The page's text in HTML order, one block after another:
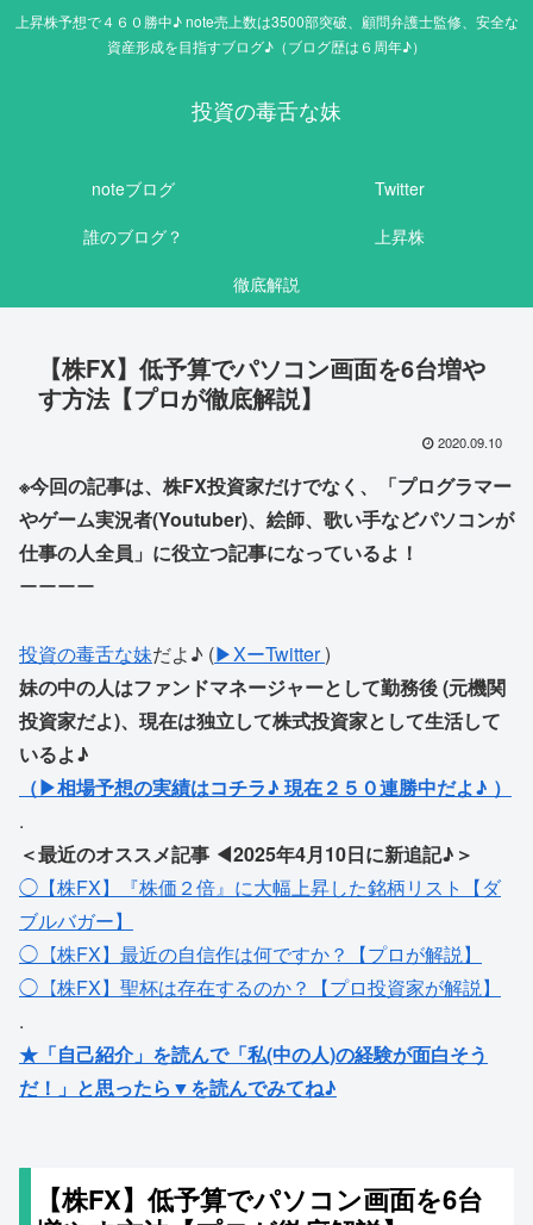
上昇株予想で４６０勝中♪ note売上数は3500部突破、顧問弁護士監修、安全な
資産形成を目指すブログ♪（ブログ歴は６周年♪）
投資の毒舌な妹
noteブログ
Twitter
誰のブログ？
上昇株
徹底解説
【株FX】低予算でパソコン画面を6台増や
す方法【プロが徹底解説】
2020.09.10
※今回の記事は、株FX投資家だけでなく、「プログラマー
やゲーム実況者(Youtuber)、絵師、歌い手などパソコンが
仕事の人全員」に役立つ記事になっているよ！
ーーーー
投資の毒舌な妹だよ♪ (▶XーTwitter)
妹の中の人はファンドマネージャーとして勤務後 (元機関
投資家だよ)、現在は独立して株式投資家として生活して
いるよ♪
（▶相場予想の実績はコチラ♪ 現在２５０連勝中だよ♪ ）
.
＜最近のオススメ記事 ◀2025年4月10日に新追記♪＞
◯【株FX】『株価２倍』に大幅上昇した銘柄リスト【ダ
ブルバガー】
◯【株FX】最近の自信作は何ですか？【プロが解説】
◯【株FX】聖杯は存在するのか？【プロ投資家が解説】
.
★「自己紹介」を読んで「私(中の人)の経験が面白そう
だ！」と思ったら▼を読んでみてね♪
【株FX】低予算でパソコン画面を6台